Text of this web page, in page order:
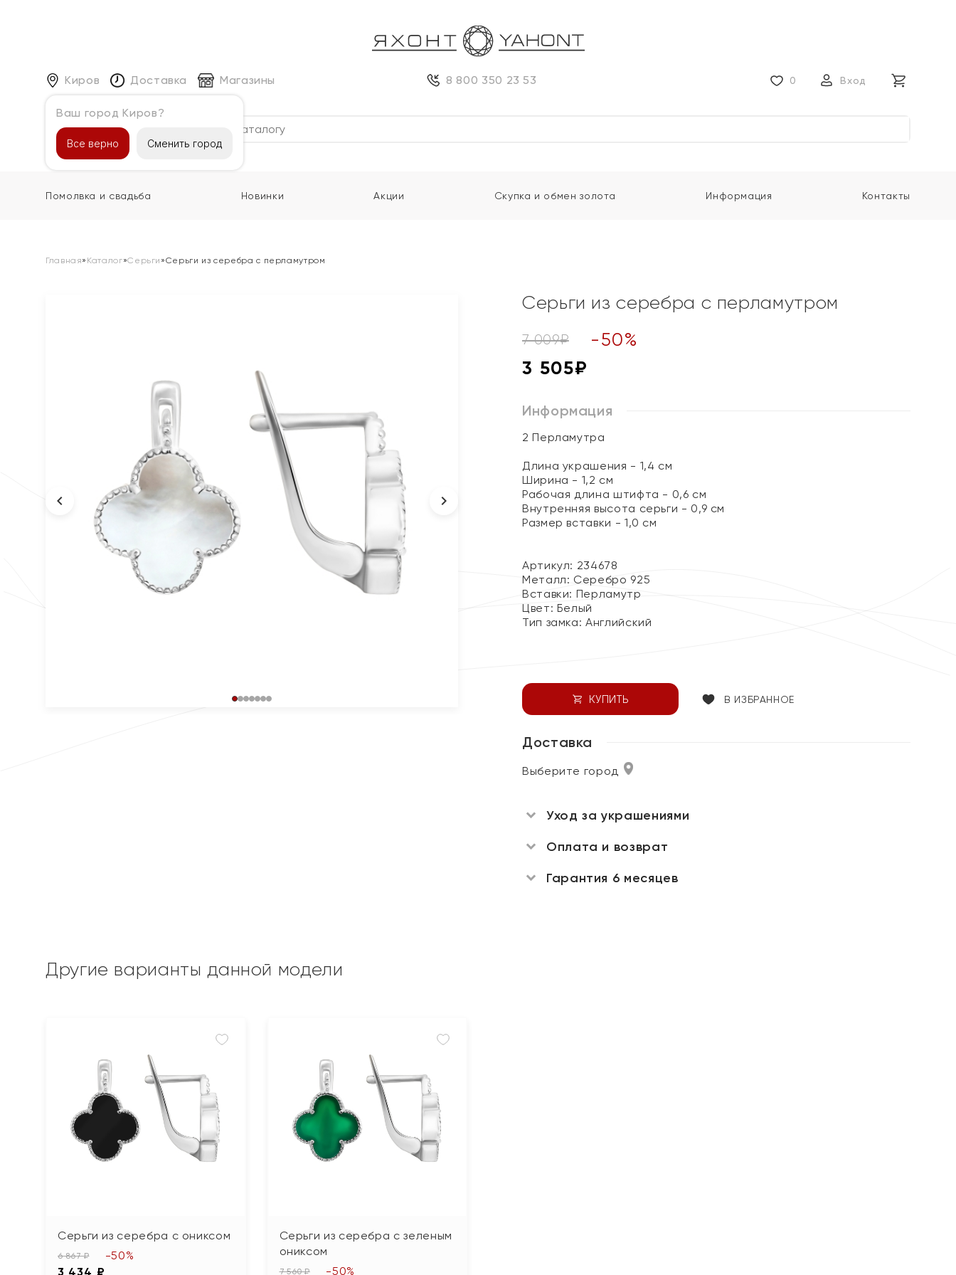
Киров
Ваш город Киров?
Все верно Сменить город
Доставка Магазины 8 800 350 23 53 0 Вход
Каталог
Помолвка и свадьба Новинки Акции Скупка и обмен золота Информация Контакты
Главная» Каталог»Серьги »Серьги из серебра с перламутром
Серьги из серебра с перламутром
7 009₽ -50%
3 505₽
Информация
2 Перламутра
Длина украшения - 1,4 см
Ширина - 1,2 см
Рабочая длина штифта - 0,6 см
Внутренняя высота серьги - 0,9 см
Размер вставки - 1,0 см
Артикул: 234678
Металл: Серебро 925
Вставки: Перламутр
Цвет: Белый
Тип замка:Английский
КУПИТЬ В ИЗБРАННОЕ
Доставка
Выберите город
Уход за украшениями
Оплата и возврат
Гарантия 6 месяцев
Другие варианты данной модели
Серьги из серебра с ониксом
6 867 ₽
3 434 ₽
-50%
Серьги из серебра с зеленым
ониксом
7 560 ₽ -50%